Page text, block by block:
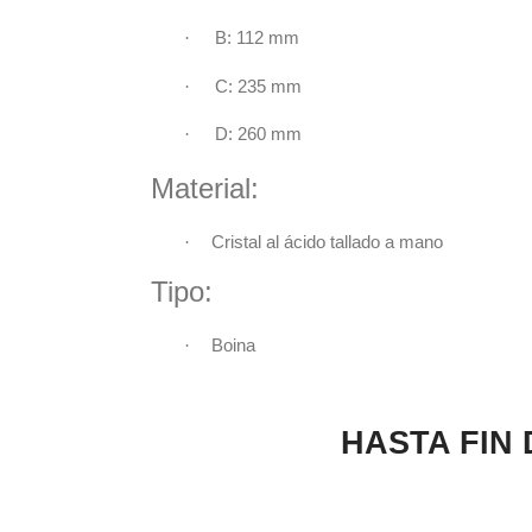
· B: 112 mm
· C: 235 mm
· D: 260 mm
Material:
· Cristal al ácido tallado a mano
Tipo:
· Boina
HASTA FIN DE